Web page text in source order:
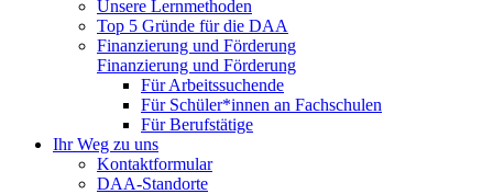
Unsere Lernmethoden
Top 5 Gründe für die DAA
Finanzierung und Förderung
Finanzierung und Förderung
Für Arbeitssuchende
Für Schüler*innen an Fachschulen
Für Berufstätige
Ihr Weg zu uns
Kontaktformular
DAA-Standorte